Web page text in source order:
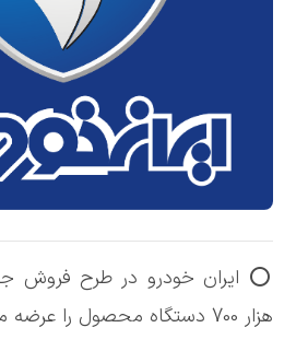
هزار 700 دستگاه محصول را عرضه می کند.